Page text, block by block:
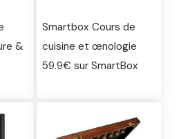
&
Smartbox Cours de
cuisine et œnologie
59.9€ sur SmartBox